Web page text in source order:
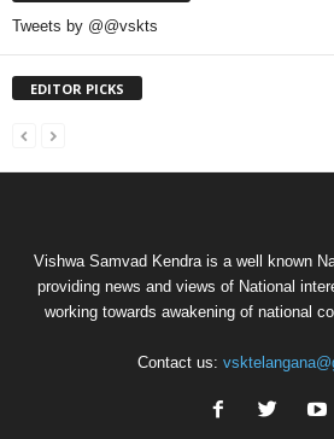
Tweets by @@vskts
EDITOR PICKS
Vishwa Samvad Kendra is a well known
providing news and views of National
working towards awakening of national
Contact us: